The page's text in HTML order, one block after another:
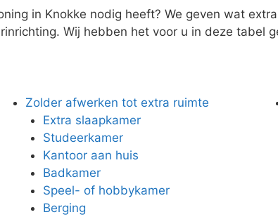
in Knokke nodig heeft? We geven wat
Wij hebben het voor u in deze tabel
Zolder afwerken tot extra ruimte
Extra slaapkamer
Studeerkamer
Kantoor aan huis
Badkamer
Speel- of hobbykamer
Berging